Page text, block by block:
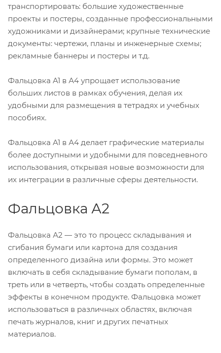
транспортировать: большие художественные
проекты и постеры, созданные профессиональными
художниками и дизайнерами; крупные технические
документы: чертежи, планы и инженерные схемы;
рекламные баннеры и постеры и т.д.
Фальцовка A1 в А4 упрощает использование
больших листов в рамках обучения, делая их
удобными для размещения в тетрадях и учебных
пособиях.
Фальцовка A1 в А4 делает графические материалы
более доступными и удобными для повседневного
использования, открывая новые возможности для
их интеграции в различные сферы деятельности.
Фальцовка А2
Фальцовка А2 — это то процесс складывания и
сгибания бумаги или картона для создания
определенного дизайна или формы. Это может
включать в себя складывание бумаги пополам, в
треть или в четверть, чтобы создать определенные
эффекты в конечном продукте. Фальцовка может
использоваться в различных областях, включая
печать журналов, книг и других печатных
материалов.